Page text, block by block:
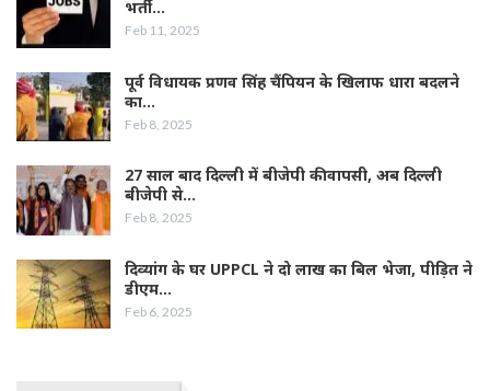
भर्ती…
Feb 11, 2025
पूर्व विधायक प्रणव सिंह चैंपियन के खिलाफ धारा बदलने
का…
Feb 8, 2025
27 साल बाद दिल्ली में बीजेपी की वापसी, अब दिल्ली
बीजेपी से…
Feb 8, 2025
दिव्यांग के घर UPPCL ने दो लाख का बिल भेजा, पीड़ित ने
डीएम…
Feb 6, 2025